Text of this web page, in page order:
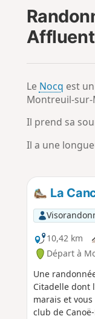
Le Nocq est
Montreuil-sur-
Il prend sa
Il a une
La
10,42 km
Départ à
Une
Citadelle dont
marais et
club de